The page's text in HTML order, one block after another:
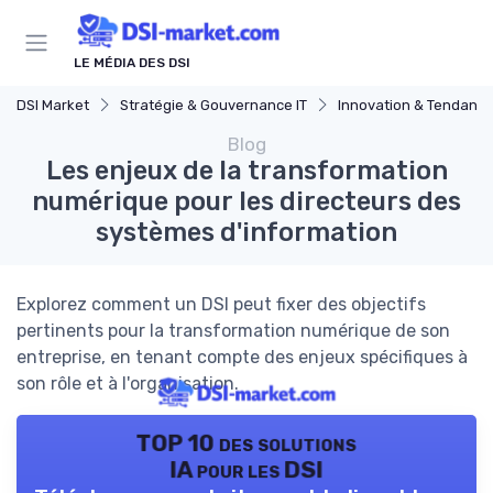
LE MÉDIA DES DSI
DSI Market Stratégie & Gouvernance IT Innovation &
Blog
Les enjeux de la transformation
numérique pour les directeurs des
systèmes d'information
Explorez comment un DSI peut fixer des objectifs
pertinents pour la transformation numérique de son
entreprise, en tenant compte des enjeux spécifiques à
son rôle et à l'organisation.
TOP 10 des solutions
IA pour les DSI
Panneau de gestion des cookies